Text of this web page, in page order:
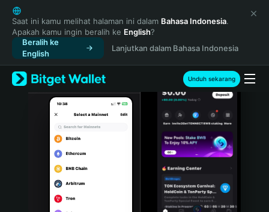
English
日本語
Tiếng Việt
Русский
Español (Latinoamérica)
Türkçe
Italiano
Português (Portugal)
Bahasa Indonesia
Saat ini kamu melihat halaman ini dalam Bahasa Indonesia.
Apakah kamu ingin beralih ke English?
Beralih ke
English
Lanjutkan dalam Bahasa Indonesia
Unduh sekarang